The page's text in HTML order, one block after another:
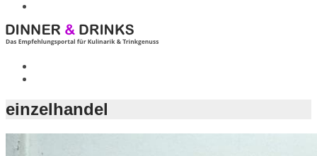
einzelhandel